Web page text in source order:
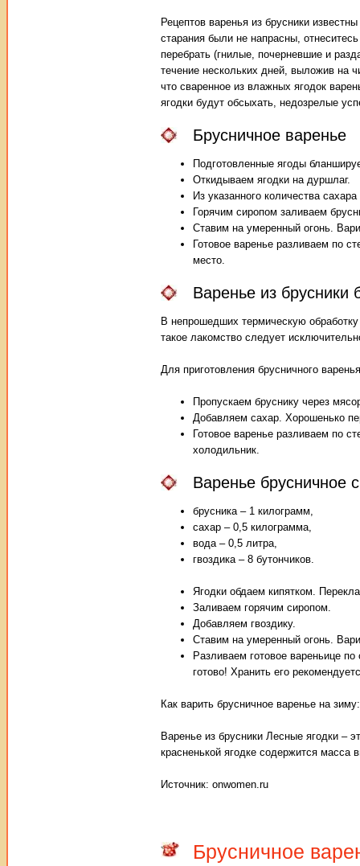
Рецептов варенья из брусники
старания были не напрасны,
перебрать (гнилые, почерневшие и
течение нескольких дней, выложив на
что сваренное из влажных ягодок
ягодки будут обсыхать, недозрелые
Брусничное варенье
Подготовленные ягоды
Откидываем ягодки на дуршлаг.
Из указанного количества
Горячим сиропом заливаем
Ставим на умеренный огонь.
Готовое варенье разливаем по
место.
Варенье из брусники
В непрошедших термическую
такое лакомство следует
Для приготовления брусничного
Пропускаем бруснику через
Добавляем сахар. Хорошенько
Готовое варенье разливаем по
холодильник.
Варенье брусничное
брусника – 1 килограмм,
сахар – 0,5 килограмма,
вода – 0,5 литра,
гвоздика – 8 бутончиков.
Ягодки обдаем кипятком.
Заливаем горячим сиропом.
Добавляем гвоздику.
Ставим на умеренный огонь.
Разливаем готовое вареньице
готово! Хранить его
Как варить брусничное варенье на
Варенье из брусники Лесные ягодки –
красненькой ягодке содержится
Источник: onwomen.ru
Брусничное